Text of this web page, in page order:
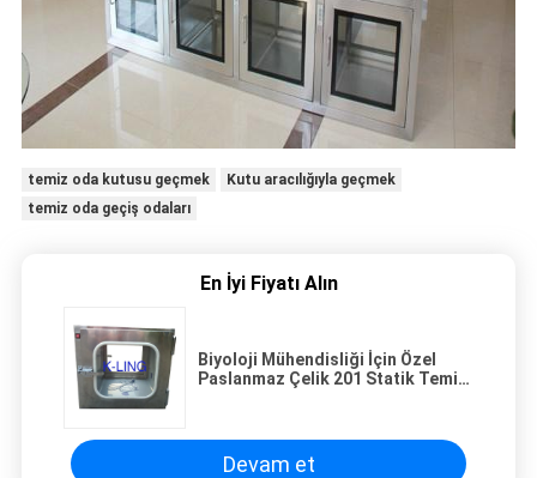
temiz oda kutusu geçmek
Kutu aracılığıyla geçmek
temiz oda geçiş odaları
En İyi Fiyatı Alın
Biyoloji Mühendisliği İçin Özel
Paslanmaz Çelik 201 Statik Temiz
Devam et